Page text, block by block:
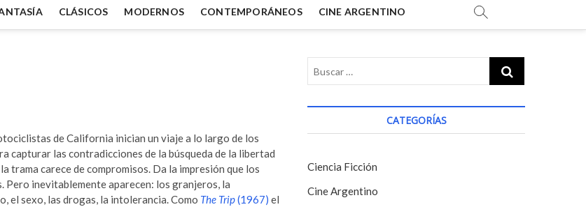
CLÁSICOS MODERNOS CONTEMPORÁNEOS CINE ARGENTINO
de California inician un viaje a lo largo de los
capturar las contradicciones de la búsqueda de la libertad
trama carece de compromisos. Da la impresión que los
Pero inevitablemente aparecen: los granjeros, la
el sexo, las drogas, la intolerancia. Como The Trip(1967) el
CATEGORÍAS
Ciencia Ficción
Cine Argentino